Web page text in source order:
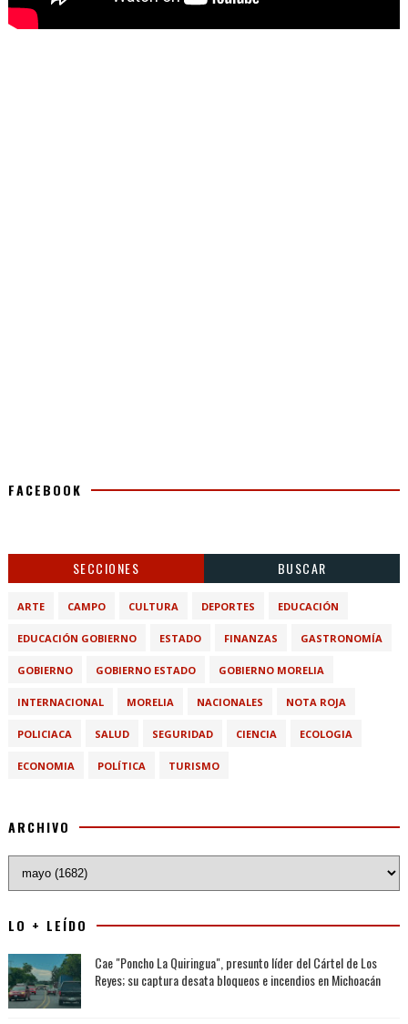
FACEBOOK
SECCIONES BUSCAR
ARTE CAMPO CULTURA DEPORTES EDUCACIÓN
EDUCACIÓN GOBIERNO ESTADO FINANZAS GASTRONOMÍA
GOBIERNO GOBIERNO ESTADO GOBIERNO MORELIA
INTERNACIONAL MORELIA NACIONALES NOTA ROJA
POLICIACA SALUD SEGURIDAD CIENCIA ECOLOGIA
ECONOMIA POLÍTICA TURISMO
ARCHIVO
LO + LEÍDO
Cae "Poncho La Quiringua", presunto líder del Cártel de Los
Reyes; su captura desata bloqueos e incendios en Michoacán